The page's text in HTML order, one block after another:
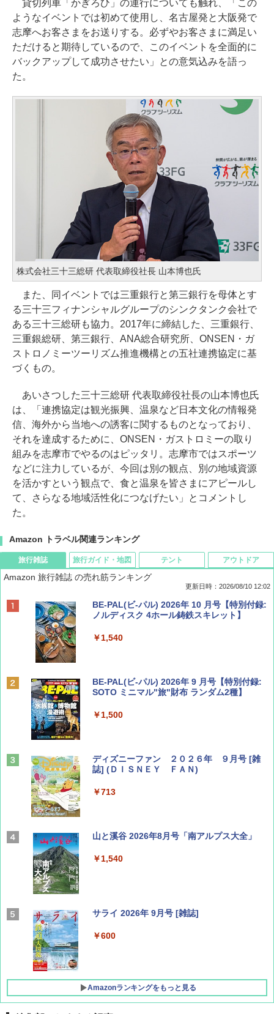
貸切列車「かぎろひ」の運行についても触れ、「この
ようなイベントでは初めて使用し、名古屋発と大阪発で
志摩へお客さまをお送りする。必ずやお客さまに満足い
ただけると期待しているので、このイベントを全面的に
バックアップして成功させたい」との意気込みを語っ
た。
株式会社三十三総研 代表取締役社長 山本博也氏
また、同イベントでは三重銀行と第三銀行を母体とす
る三十三フィナンシャルグループのシンクタンク会社で
ある三十三総研も協力。2017年に締結した、三重銀行、
三重銀総研、第三銀行、ANA総合研究所、ONSEN・ガ
ストロノミーツーリズム推進機構との五社連携協定に基
づくもの。
あいさつした三十三総研 代表取締役社長の山本博也氏
は、「連携協定は観光振興、温泉など日本文化の情報発
信、海外から当地への誘客に関するものとなっており、
それを達成するために、ONSEN・ガストロミーの取り
組みを志摩市でやるのはピッタリ。志摩市ではスポーツ
などに注力しているが、今回は別の観点、別の地域資源
を活かすという観点で、食と温泉を皆さまにアピールし
て、さらなる地域活性化につなげたい」とコメントし
た。
Amazon トラベル関連ランキング
旅行雑誌
Amazon 旅行雑誌 の売れ筋ランキング
更新日時：2026/08/10 12:02
BE-PAL(ビ-パル) 2026年 10 月号【特別付録:
ノルディスク 4ホール鋳鉄スキレット】
￥1,540
BE-PAL(ビ-パル) 2026年 9 月号【特別付録:
SOTO ミニマル"旅"財布 ランダム2種】
￥1,500
ディズニーファン ２０２６年 ９月号 [雑
誌] (ＤＩＳＮＥＹ ＦＡＮ)
￥713
山と溪谷 2026年8月号「南アルプス大全」
￥1,540
サライ 2026年 9月号 [雑誌]
￥600
Amazonランキングをもっと見る
旅行ガイド・地図 テント アウトドア